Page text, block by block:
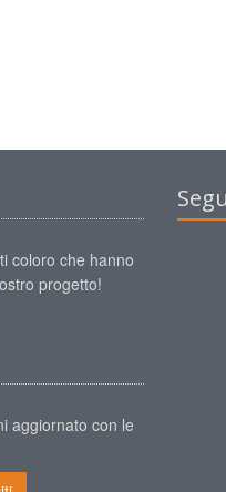
coloro che hanno
progetto!
aggiornato con le